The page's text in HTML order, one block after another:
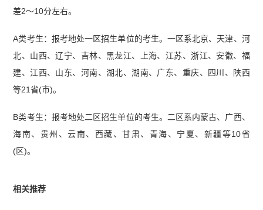
差2～10分左右。
A类考生：报考地处一区招生单位的考生。一区系北京、天津、河
北、山西、辽宁、吉林、黑龙江、上海、江苏、浙江、安徽、福
建、江西、山东、河南、湖北、湖南、广东、重庆、四川、陕西
等21省(市)。
B类考生：报考地处二区招生单位的考生。二区系内蒙古、广西、
海南、贵州、云南、西藏、甘肃、青海、宁夏、新疆等10省
(区)。
相关推荐